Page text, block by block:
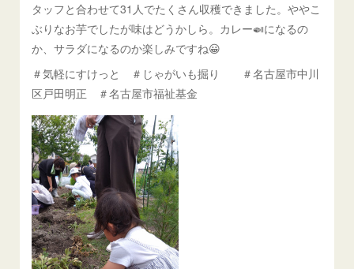
タッフと合わせて31人でたくさん収穫できました。ややこ
ぶりなお芋でしたが味はどうかしら。カレー🍛になるの
か、サラダになるのか楽しみですね😀
＃気軽にすけっと ＃じゃがいも掘り ＃名古屋市中川
区戸田明正 ＃名古屋市福祉基金